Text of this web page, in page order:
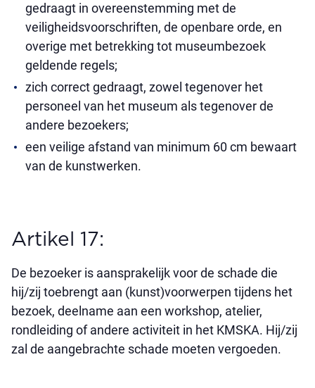
gedraagt in overeenstemming met de
veiligheidsvoorschriften, de openbare orde, en
overige met betrekking tot museumbezoek
geldende regels;
zich correct gedraagt, zowel tegenover het
personeel van het museum als tegenover de
andere bezoekers;
een veilige afstand van minimum 60 cm bewaart
van de kunstwerken.
Artikel 17:
De bezoeker is aansprakelijk voor de schade die
hij/zij toebrengt aan (kunst)voorwerpen tijdens het
bezoek, deelname aan een workshop, atelier,
rondleiding of andere activiteit in het KMSKA. Hij/zij
zal de aangebrachte schade moeten vergoeden.